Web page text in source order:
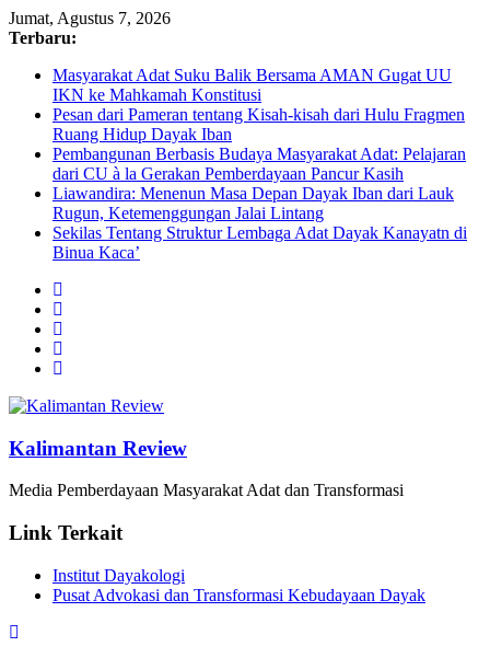
Jumat, Agustus 7, 2026
Terbaru:
Masyarakat Adat Suku Balik Bersama AMAN Gugat UU
IKN ke Mahkamah Konstitusi
Pesan dari Pameran tentang Kisah-kisah dari Hulu Fragmen
Ruang Hidup Dayak Iban
Pembangunan Berbasis Budaya Masyarakat Adat: Pelajaran
dari CU à la Gerakan Pemberdayaan Pancur Kasih
Liawandira: Menenun Masa Depan Dayak Iban dari Lauk
Rugun, Ketemenggungan Jalai Lintang
Sekilas Tentang Struktur Lembaga Adat Dayak Kanayatn di
Binua Kaca’
Kalimantan Review
Media Pemberdayaan Masyarakat Adat dan Transformasi
Link Terkait
Institut Dayakologi
Pusat Advokasi dan Transformasi Kebudayaan Dayak